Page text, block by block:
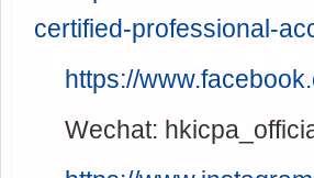
certified-professional-
https://
Wechat: